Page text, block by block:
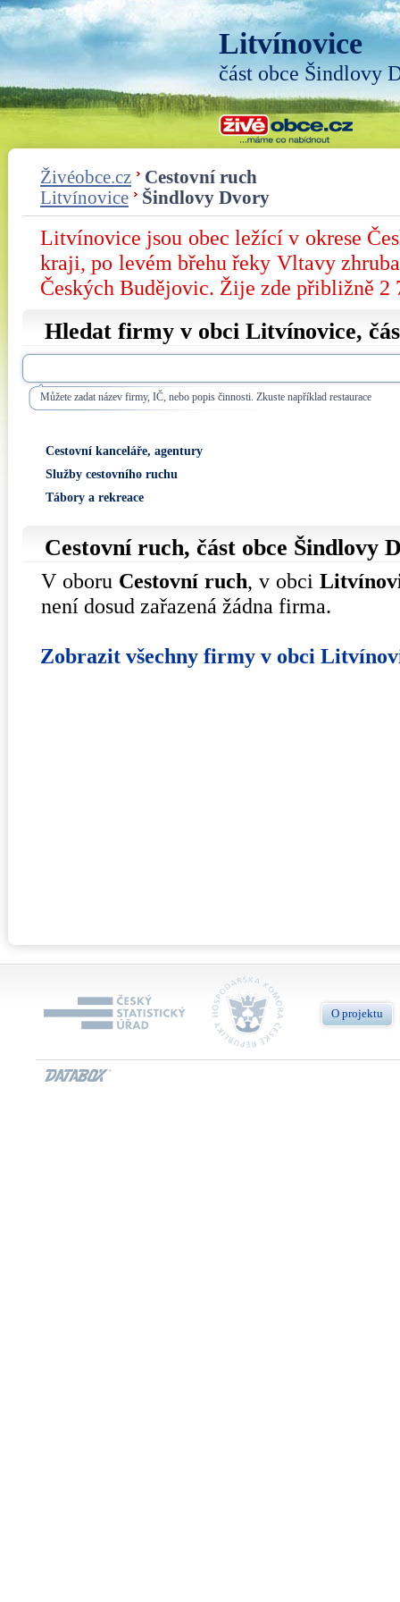
Litvínovice
část obce Šindlovy
Živéobce.cz
Cestovní ruch
Litvínovice
Šindlovy Dvory
Litvínovice jsou obec ležící v okrese
kraji, po levém břehu řeky Vltavy
Českých Budějovic. Žije zde přibližně 2
Hledat firmy v obci Litvínovice,
Můžete zadat název firmy, IČ, nebo popis činnosti. Zkuste například restaurace
Cestovní kanceláře, agentury
Služby cestovního ruchu
Tábory a rekreace
Cestovní ruch, část obce Šindlovy
V oboru Cestovní ruch, v obci
není dosud zařazená žádna firma.
Zobrazit všechny firmy v obci
O projektu